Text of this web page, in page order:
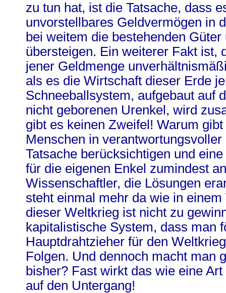
zu tun hat, ist die Tatsache, dass
unvorstellbares Geldvermögen in
bei weitem die bestehenden
übersteigen. Ein weiterer Fakt ist,
jener Geldmenge
als es die Wirtschaft dieser Erde
Schneeballsystem, aufgebaut auf
nicht geborenen Urenkel, wird
gibt es keinen Zweifel! Warum
Menschen in
Tatsache berücksichtigen und
für die eigenen Enkel zumindest
Wissenschaftler, die Lösungen
steht einmal mehr da wie in
dieser Weltkrieg ist nicht zu
kapitalistische System, dass man
Hauptdrahtzieher für den
Folgen. Und dennoch macht man
bisher? Fast wirkt das wie eine
auf den Untergang!